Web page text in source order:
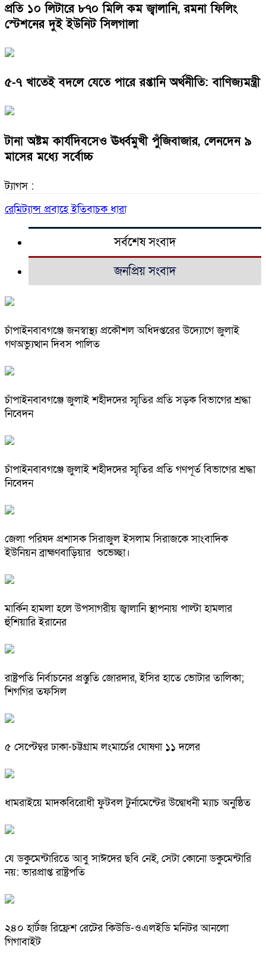
প্রতি ১০ লিটারে ৮৭০ মিলি কম জ্বালানি, রমনা ফিলিং
স্টেশনের দুই ইউনিট সিলগালা
৫-৭ খাতেই বদলে যেতে পারে রপ্তানি অর্থনীতি: বাণিজ্যমন্ত্রী
টানা অষ্টম কার্যদিবসেও ঊর্ধ্বমুখী পুঁজিবাজার, লেনদেন ৯
মাসের মধ্যে সর্বোচ্চ
ট্যাগস :
রেমিট্যান্স প্রবাহে ইতিবাচক ধারা
সর্বশেষ সংবাদ
জনপ্রিয় সংবাদ
চাঁপাইনবাবগঞ্জে জনস্বাস্থ্য প্রকৌশল অধিদপ্তরের উদ্যোগে জুলাই
গণঅভ্যুত্থান দিবস পালিত
চাঁপাইনবাবগঞ্জে জুলাই শহীদদের স্মৃতির প্রতি সড়ক বিভাগের শ্রদ্ধা
নিবেদন
চাঁপাইনবাবগঞ্জে জুলাই শহীদদের স্মৃতির প্রতি গণপূর্ত বিভাগের শ্রদ্ধা
নিবেদন
জেলা পরিষদ প্রশাসক সিরাজুল ইসলাম সিরাজকে সাংবাদিক
ইউনিয়ন ব্রাহ্মণবাড়িয়ার শুভেচ্ছা।
মার্কিন হামলা হলে উপসাগরীয় জ্বালানি স্থাপনায় পাল্টা হামলার
হুঁশিয়ারি ইরানের
রাষ্ট্রপতি নির্বাচনের প্রস্তুতি জোরদার, ইসির হাতে ভোটার তালিকা;
শিগগির তফসিল
৫ সেপ্টেম্বর ঢাকা-চট্টগ্রাম লংমার্চের ঘোষণা ১১ দলের
ধামরাইয়ে মাদকবিরোধী ফুটবল টুর্নামেন্টের উদ্বোধনী ম্যাচ অনুষ্ঠিত
যে ডকুমেন্টারিতে আবু সাঈদের ছবি নেই, সেটা কোনো ডকুমেন্টারি
নয়: ভারপ্রাপ্ত রাষ্ট্রপতি
২৪০ হার্টজ রিফ্রেশ রেটের কিউডি-ওএলইডি মনিটর আনলো
গিগাবাইট